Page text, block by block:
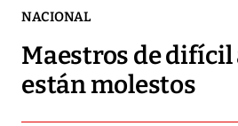
NACIONAL
Maestros de difícil
están molestos